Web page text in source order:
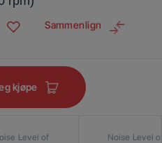
Sammenlign
kjøpe
Level of
Noise Level